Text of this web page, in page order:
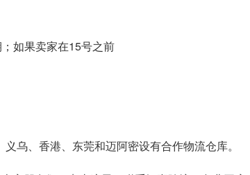
如果卖家在15号之前
乌、香港、东莞和迈阿密设有合作物流仓库。